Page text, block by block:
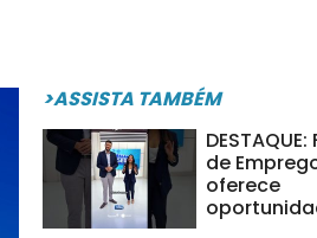
>ASSISTA TAMBÉM
de
oferece